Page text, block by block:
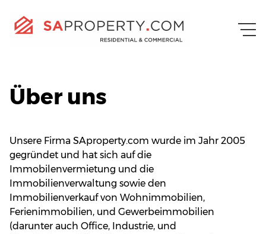
Über uns
Unsere Firma SAproperty.com wurde im Jahr 2005
gegründet und hat sich auf die
Immobilenvermietung und die
Immobilienverwaltung sowie den
Immobilienverkauf von Wohnimmobilien,
Ferienimmobilien, und Gewerbeimmobilien
(darunter auch Office, Industrie, und